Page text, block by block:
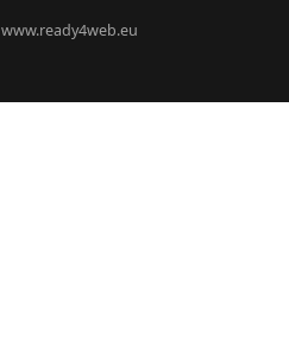
www.ready4web.eu